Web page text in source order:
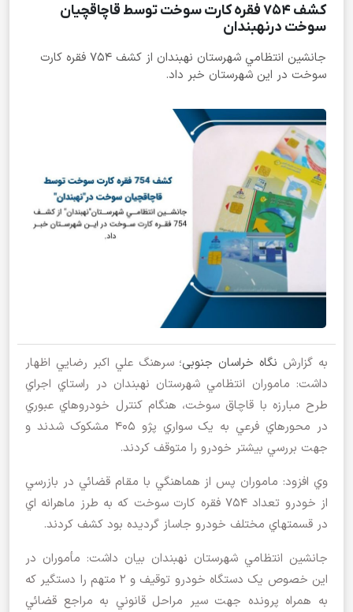
کشف 754 فقره کارت سوخت توسط قاچاقچيان
سوخت درنهبندان
جانشين انتظامي شهرستان نهبندان از کشف 754 فقره کارت
سوخت در اين شهرستان خبر داد.
به گزارش نگاه خراسان جنوبی؛ سرهنگ علي اکبر رضايي اظهار
داشت: ماموران انتظامي شهرستان نهبندان در راستاي اجراي
طرح مبارزه با قاچاق سوخت، هنگام کنترل خودروهاي عبوري
در محورهاي فرعي به يک سواري پژو 405 مشکوک شدند و
جهت بررسي بيشتر خودرو را متوقف کردند.
وي افزود: ماموران پس از هماهنگي با مقام قضائي در بازرسي
از خودرو تعداد 754 فقره کارت سوخت که به طرز ماهرانه اي
در قسمتهاي مختلف خودرو جاساز گرديده بود کشف کردند.
جانشين انتظامي شهرستان نهبندان بيان داشت: مأموران در
اين خصوص يک دستگاه خودرو توقيف و 2 متهم را دستگير که
به همراه پرونده جهت سير مراحل قانوني به مراجع قضائي